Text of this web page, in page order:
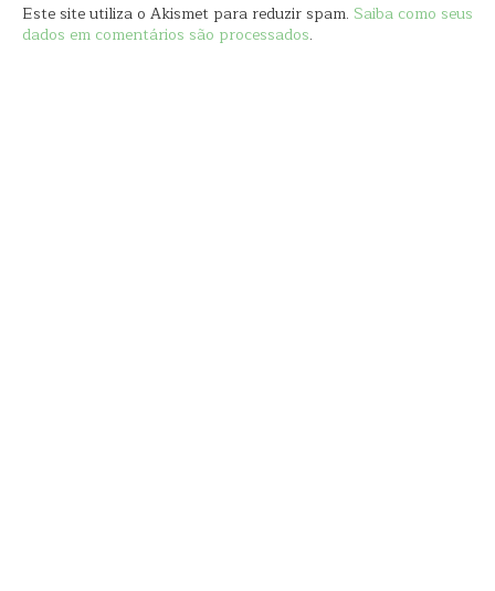
Este site utiliza o Akismet para reduzir spam. Saiba como seus
dados em comentários são processados.